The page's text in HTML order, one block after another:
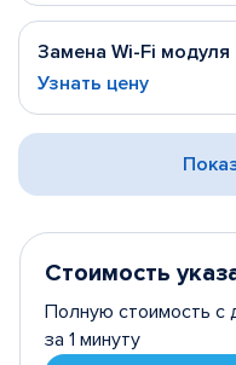
Замена Wi-Fi модуля
Узнать цену
Стоимость
Полную стоимость с
за 1 минуту